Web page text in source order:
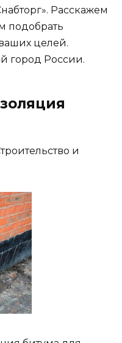
Расскажем
подобрать
целей.
город России.
и